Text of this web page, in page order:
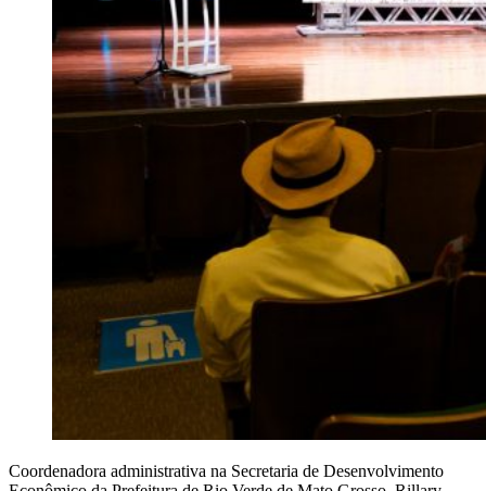
Coordenadora administrativa na Secretaria de Desenvolvimento